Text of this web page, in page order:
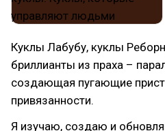
Куклы Лабубу, куклы
бриллианты из праха –
создающая пугающие
привязанности.
Я изучаю, создаю и